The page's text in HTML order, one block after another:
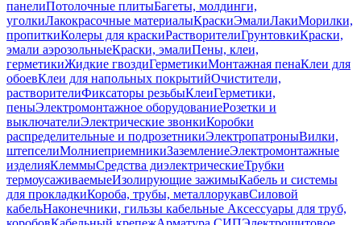
панелиПотолочные плитыБагеты, молдинги,
уголкиЛакокрасочные материалыКраскиЭмалиЛакиМорилки,
пропиткиКолеры для краскиРастворителиГрунтовкиКраски,
эмали аэрозольныеКраски, эмалиПены, клеи,
герметикиЖидкие гвоздиГерметикиМонтажная пенаКлеи для
обоевКлеи для напольных покрытийОчистители,
растворителиФиксаторы резьбыКлеиГерметики,
пеныЭлектромонтажное оборудованиеРозетки и
выключателиЭлектрические звонкиКоробки
распределительные и подрозетникиЭлектропатроныВилки,
штепселиМолниеприемникиЗаземлениеЭлектромонтажные
изделияКлеммыСредства диэлектрическиеТрубки
термоусаживаемыеИзолирующие зажимыКабель и системы
для прокладкиКороба, трубы, металлорукавСиловой
кабельНаконечники, гильзы кабельные Аксессуары для труб,